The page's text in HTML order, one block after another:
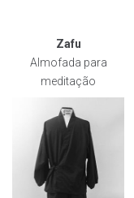
Zafu
Almofada para
meditação